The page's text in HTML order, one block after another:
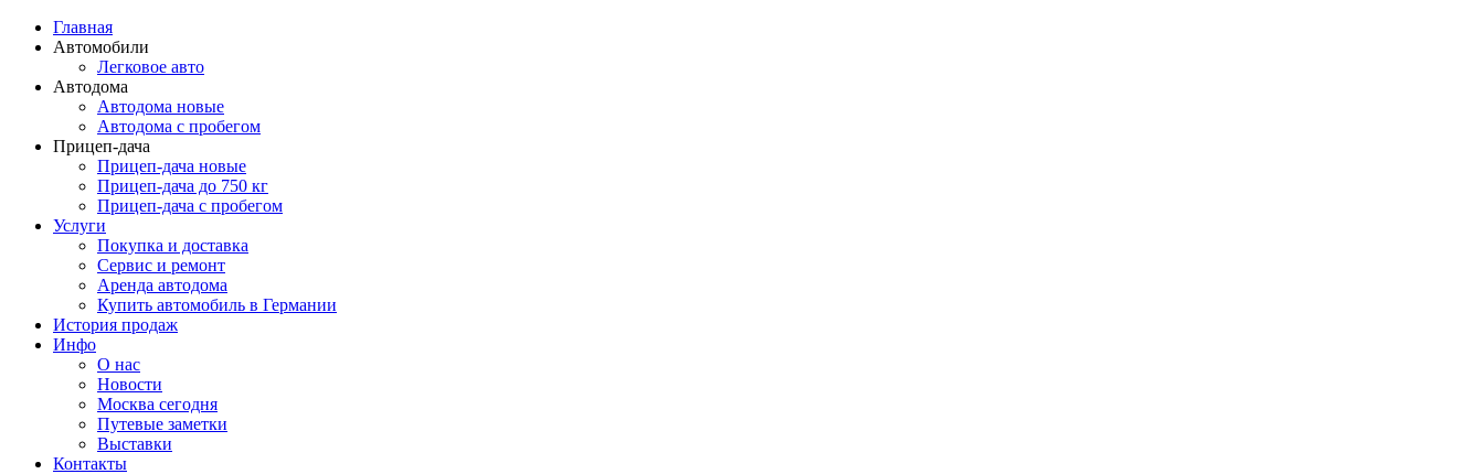
Главная
Автомобили
Легковое авто
Автодома
Автодома новые
Автодома с пробегом
Прицеп-дача
Прицеп-дача новые
Прицеп-дача до 750 кг
Прицеп-дача с пробегом
Услуги
Покупка и доставка
Сервис и ремонт
Аренда автодома
Купить автомобиль в Германии
История продаж
Инфо
О нас
Новости
Москва сегодня
Путевые заметки
Выставки
Контакты